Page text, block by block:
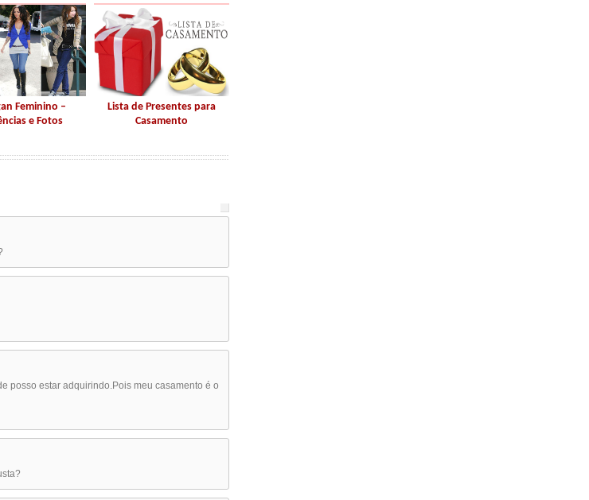
Feminino –
e Fotos
Lista de Presentes para
Casamento
posso estar adquirindo.Pois meu casamento é o